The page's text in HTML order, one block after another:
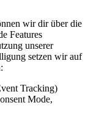
wir dir über die
Features
unserer
setzen wir auf
Tracking)
Mode,